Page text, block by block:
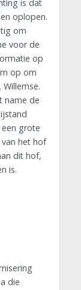
is dat
oplopen.
om
voor de
op
op om
name de
grote
het hof
dit hof,
is.
die